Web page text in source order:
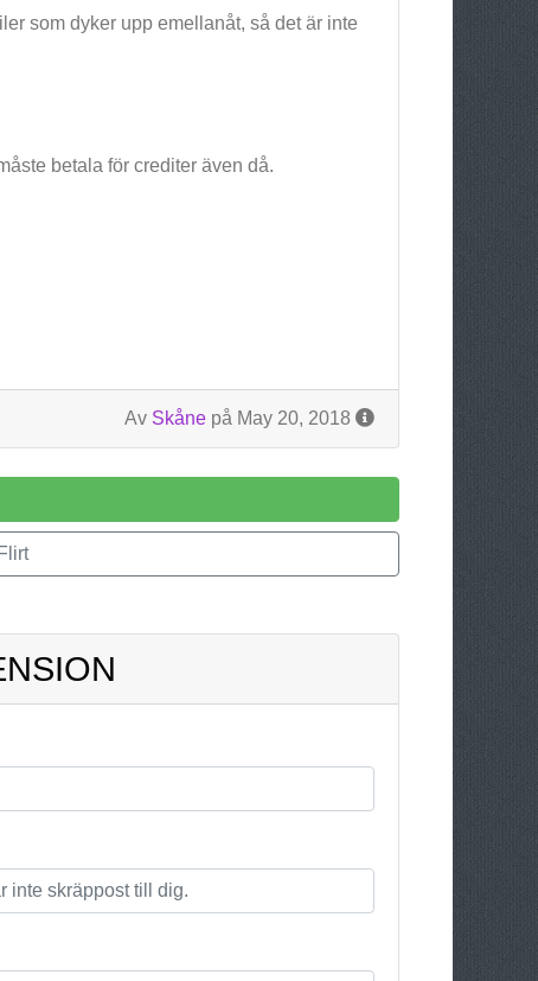
som dyker upp emellanåt, så det är inte
betala för crediter även då.
Av Skåne på May 20, 2018